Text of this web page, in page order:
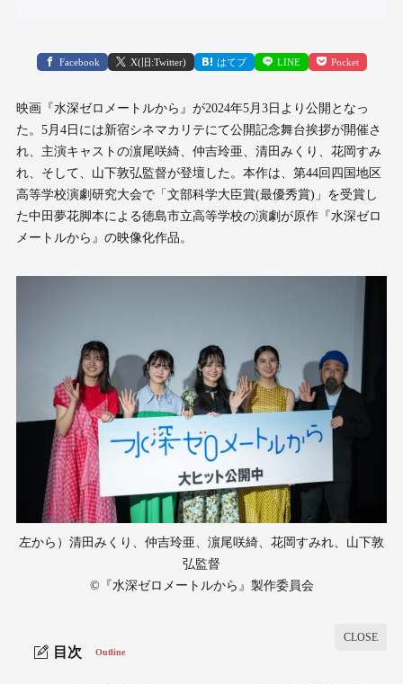
Facebook X(旧:Twitter) はてブ LINE Pocket
映画『水深ゼロメートルから』が2024年5月3日より公開となっ
た。5月4日には新宿シネマカリテにて公開記念舞台挨拶が開催さ
れ、主演キャストの濵尾咲綺、仲吉玲亜、清田みくり、花岡すみ
れ、そして、山下敦弘監督が登壇した。本作は、第44回四国地区
高等学校演劇研究大会で「文部科学大臣賞(最優秀賞)」を受賞し
た中田夢花脚本による徳島市立高等学校の演劇が原作『水深ゼロ
メートルから』の映像化作品。
左から）清田みくり、仲吉玲亜、濵尾咲綺、花岡すみれ、山下敦
弘監督
©︎『水深ゼロメートルから』製作委員会
目次 Outline